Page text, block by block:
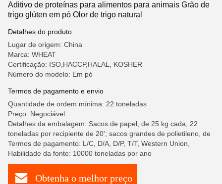
Aditivo de proteínas para alimentos para animais Grão de
trigo glúten em pó Olor de trigo natural
Detalhes do produto
Lugar de origem: China
Marca: WHEAT
Certificação: ISO,HACCP,HALAL, KOSHER
Número do modelo: Em pó
Termos de pagamento e envio
Quantidade de ordem mínima: 22 toneladas
Preço: Negociável
Detalhes da embalagem: Sacos de papel, de 25 kg cada, 22
toneladas por recipiente de 20'; sacos grandes de polietileno, de
Termos de pagamento: L/C, D/A, D/P, T/T, Western Union,
Habilidade da fonte: 10000 toneladas por ano
Obtenha o melhor preço